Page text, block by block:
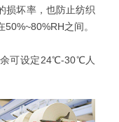
损坏率，也防止纺织
之间。
余可设定24℃-30℃人